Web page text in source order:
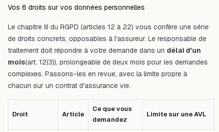
Vos 6 droits sur vos données personnelles
Le chapitre III du RGPD (articles 12 à 22) vous confère une série
de droits concrets, opposables à l'assureur. Le responsable de
traitement doit répondre à votre demande dans un délai d'un
mois(art. 12(3)), prolongeable de deux mois pour les demandes
complexes. Passons-les en revue, avec la limite propre à
chacun sur un contrat d'assurance vie.
Droit Article
Ce que vous
demandez
Limite sur une AVL